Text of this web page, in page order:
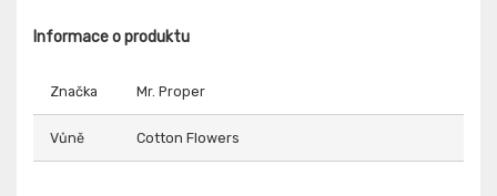
Informace o produktu
Značka Mr. Proper
Vůně Cotton Flowers